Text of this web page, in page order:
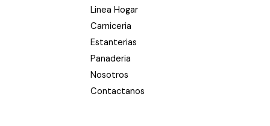
Linea Hogar
Carniceria
Estanterias
Panaderia
Nosotros
Contactanos